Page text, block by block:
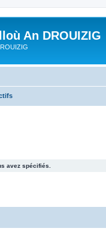
An DROUIZIG
avez spécifiés.